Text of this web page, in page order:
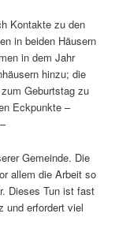
Kontakte zu den
in beiden Häusern
in dem Jahr
hinzu; die
Geburtstag zu
Eckpunkte –
Gemeinde. Die
allem die Arbeit so
Dieses Tun ist fast
und erfordert viel